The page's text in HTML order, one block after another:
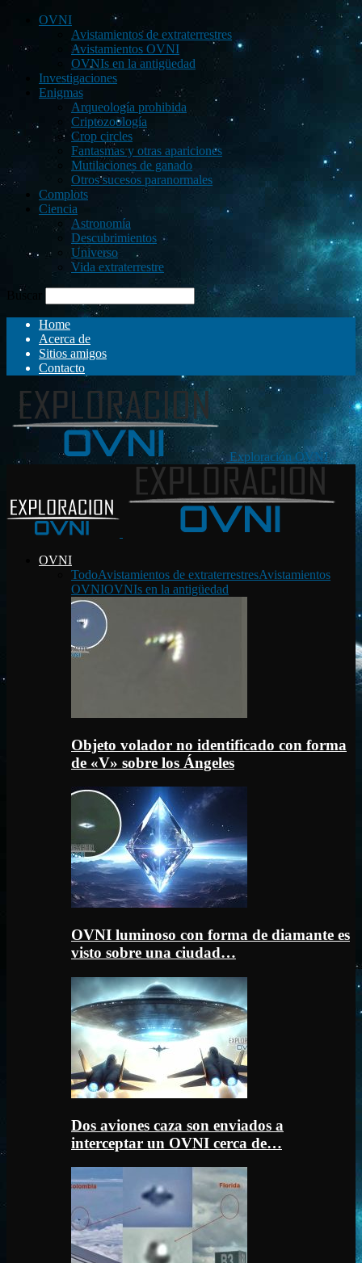
OVNI
Avistamientos de extraterrestres
Avistamientos OVNI
OVNIs en la antigüedad
Investigaciones
Enigmas
Arqueología prohibida
Criptozoología
Crop circles
Fantasmas y otras apariciones
Mutilaciones de ganado
Otros sucesos paranormales
Complots
Ciencia
Astronomía
Descubrimientos
Universo
Vida extraterrestre
Buscar
Home
Acerca de
Sitios amigos
Contacto
Exploración OVNI
OVNI
TodoAvistamientos de extraterrestresAvistamientos
OVNIOVNIs en la antigüedad
Objeto volador no identificado con forma
de «V» sobre los Ángeles
OVNI luminoso con forma de diamante es
visto sobre una ciudad…
Dos aviones caza son enviados a
interceptar un OVNI cerca de…